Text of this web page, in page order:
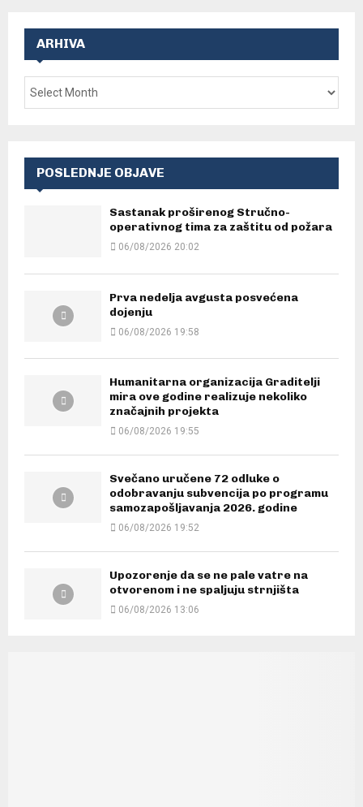
ARHIVA
POSLEDNJE OBJAVE
Sastanak proširenog Stručno-
operativnog tima za zaštitu od požara
06/08/2026 20:02
Prva nedelja avgusta posvećena
dojenju
06/08/2026 19:58
Humanitarna organizacija Graditelji
mira ove godine realizuje nekoliko
značajnih projekta
06/08/2026 19:55
Svečano uručene 72 odluke o
odobravanju subvencija po programu
samozapošljavanja 2026. godine
06/08/2026 19:52
Upozorenje da se ne pale vatre na
otvorenom i ne spaljuju strnjišta
06/08/2026 13:06